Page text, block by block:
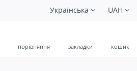
UAH
Українська
порівняння закладки кошик